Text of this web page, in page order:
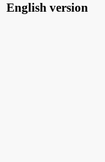
English version